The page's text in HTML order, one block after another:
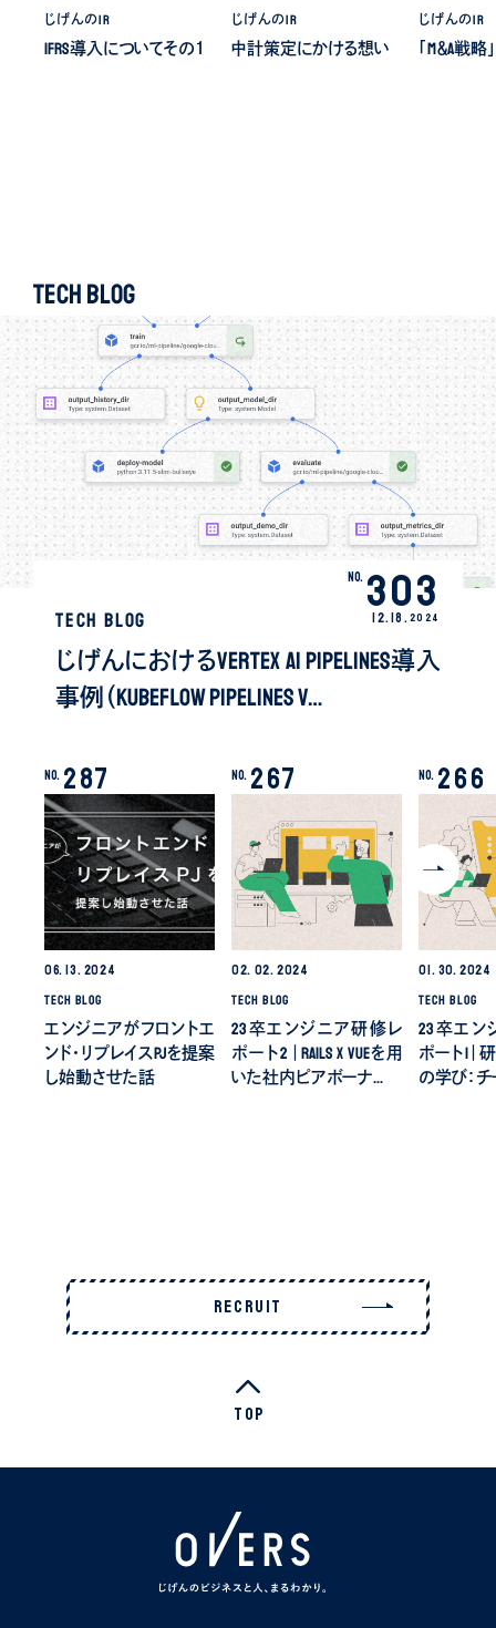
じげんのIR
IFRS導入についてその１
じげんのIR
中計策定にかける想い
じげんのIR
「M＆A戦略
TECH BLOG
No. 303
TECH BLOG
じげんにおけるVertex AI Pipelines導入
事例（Kubeflow Pipelines v…
12.18.2024
No. 287
06. 13. 2024
TECH BLOG
エンジニアがフロントエ
ンド・リプレイスPJを提案
し始動させた話
No. 267
02. 02. 2024
TECH BLOG
23卒エンジニア研修レ
ポート2｜Rails x Vueを用
いた社内ピアボーナ…
No. 266
01. 30. 2024
TECH BLOG
23卒エン
ポート1｜
の学び：
RECRUIT
Top